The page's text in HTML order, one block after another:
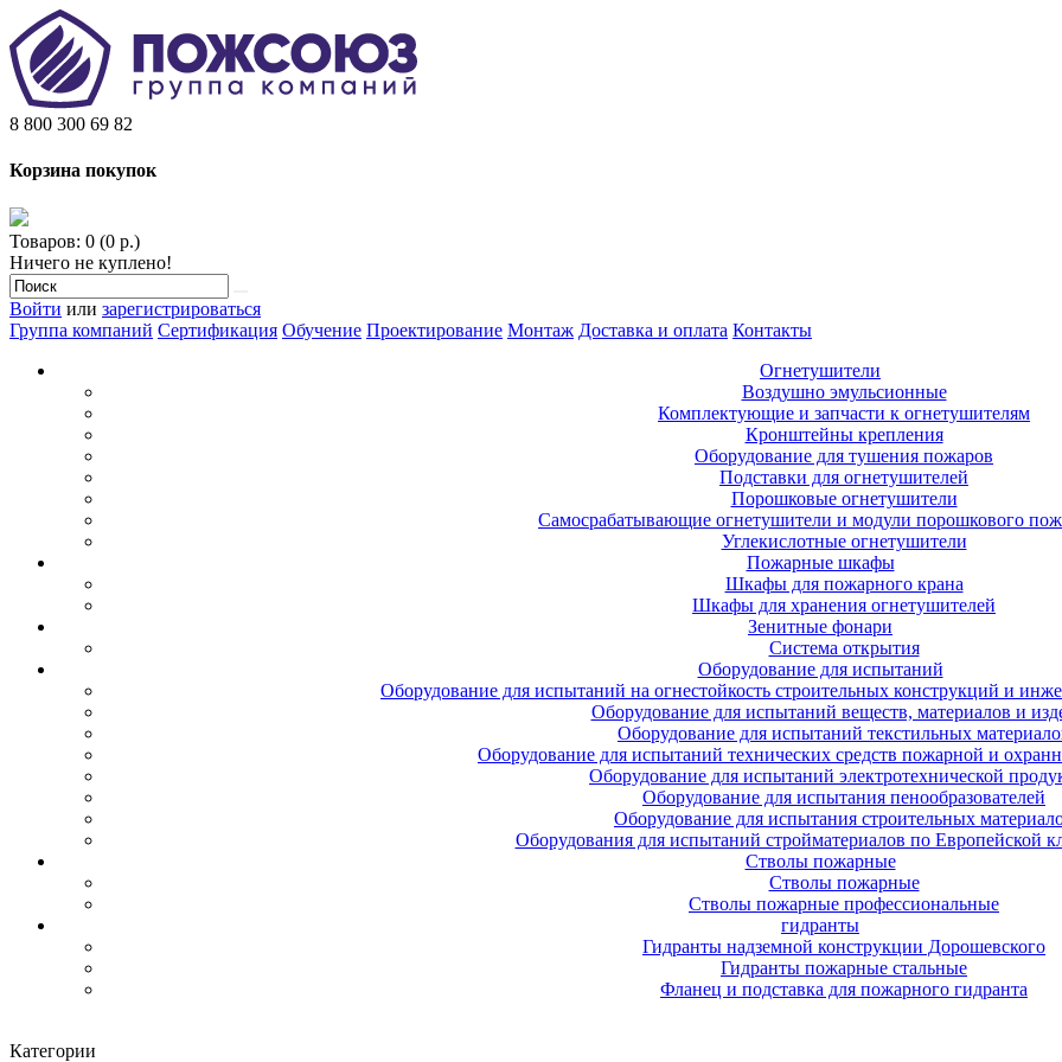
8 800 300 69 82
Корзина покупок
Товаров: 0 (0 р.)
Ничего не куплено!
Войти или зарегистрироваться
Группа компаний Сертификация Обучение Проектирование Монтаж Доставка и оплата Контакты
Огнетушители
Воздушно эмульсионные
Комплектующие и запчасти к огнетушителям
Кронштейны крепления
Оборудование для тушения пожаров
Подставки для огнетушителей
Порошковые огнетушители
Самосрабатывающие огнетушители и модули порошкового
Углекислотные огнетушители
Пожарные шкафы
Шкафы для пожарного крана
Шкафы для хранения огнетушителей
Зенитные фонари
Система открытия
Оборудование для испытаний
Оборудование для испытаний на огнестойкость строительных конструкций и
Оборудование для испытаний веществ, материалов и
Оборудование для испытаний текстильных
Оборудование для испытаний технических средств пожарной и
Оборудование для испытаний электротехнической
Оборудование для испытания пенообразователей
Оборудование для испытания строительных
Оборудования для испытаний стройматериалов по Европейской
Стволы пожарные
Стволы пожарные
Стволы пожарные профессиональные
гидранты
Гидранты надземной конструкции Дорошевского
Гидранты пожарные стальные
Фланец и подставка для пожарного гидранта
Категории